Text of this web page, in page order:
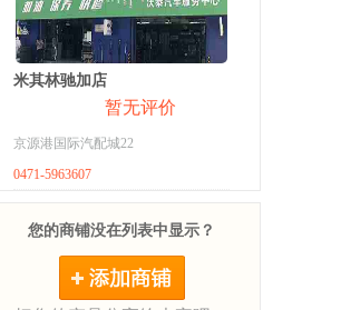
米其林驰加店
暂无评价
京源港国际汽配城22
0471-5963607
您的商铺没在列表中显示？